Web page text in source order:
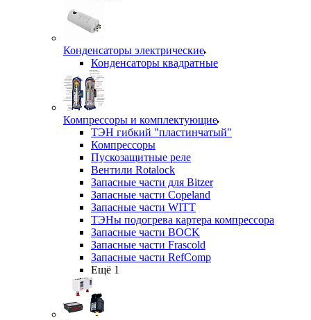
Конденсаторы электрические
Конденсаторы квадратные
Компрессоры и комплектующие
ТЭН гибкий "пластинчатый"
Компрессоры
Пускозащитные реле
Вентили Rotalock
Запасные части для Bitzer
Запасные части Copeland
Запасные части WITT
ТЭНы подогрева картера компрессора
Запасные части BOCK
Запасные части Frascold
Запасные части RefComp
Ещё 1